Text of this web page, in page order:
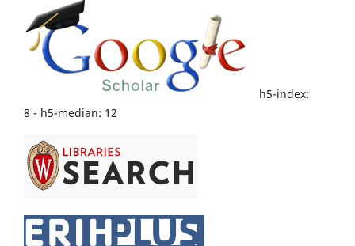
h5-index:
8 - h5-median: 12